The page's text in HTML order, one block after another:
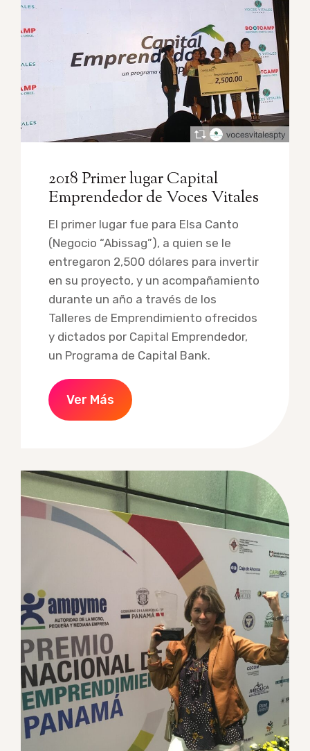
2018 Primer lugar Capital
Emprendedor de Voces Vitales
El primer lugar fue para Elsa Canto
(Negocio “Abissag”), a quien se le
entregaron 2,500 dólares para invertir
en su proyecto, y un acompañamiento
durante un año a través de los
Talleres de Emprendimiento ofrecidos
y dictados por Capital Emprendedor,
un Programa de Capital Bank.
Ver Más